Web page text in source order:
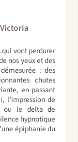
qui vont perdurer
nos yeux et des
: des
chutes
en passant
l’impression de
ou le delta de
hypnotique
épiphanie du